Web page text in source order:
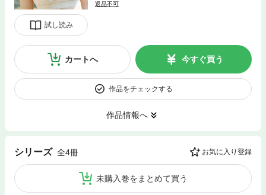
試し読み
返品不可
カートへ 今すぐ買う
作品をチェックする
作品情報へ
シリーズ 全4冊 お気に入り登録
未購入巻をまとめて買う